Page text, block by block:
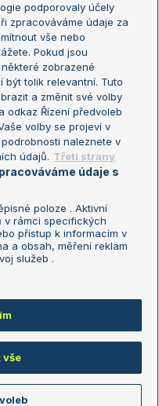
mistrů
mistryň
soukromí
o zpracování osobních
zpravodajství ČTK.
podporovaly účely
zpracováváme údaje za
vše nebo
Pokud jsou
zobrazené
být tolik relevantní. Tuto
a změnit své volby
odkaz Řízení předvoleb
volby se projeví v
naleznete v
údajů. Třetí strany
údaje s
poloze . Aktivní
v rámci specifických
přístup k informacím v
a obsah, měření reklam
služeb .
vše